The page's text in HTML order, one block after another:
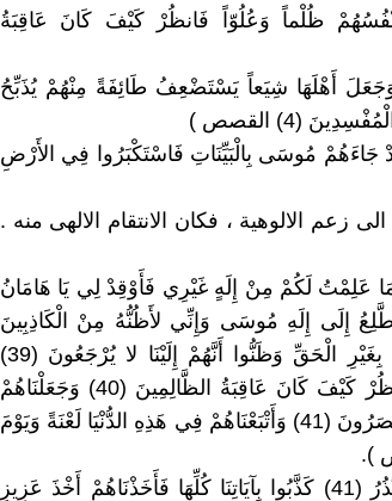
أَنْفُسُهُمْ ظُلْماً وَعُلُوّاً فَانظُرْ كَيْفَ كَانَ عَاقِبَةُ
أَهْلَهَا شِيَعاً يَسْتَضْعِفُ طَائِفَةً مِنْهُمْ يُذَبِّحُ
(4) القصص )
جَاءَهُمْ مُوسَى بِالْبَيِّنَاتِ فَاسْتَكْبَرُوا فِي الأَرْضِ
الى زعم الالوهية ، فكان الانتقام الالهى منه .
مَا عَلِمْتُ لَكُمْ مِنْ إِلَهٍ غَيْرِي فَأَوْقِدْ لِي يَا هَامَانُ
إِلَى إِلَهِ مُوسَى وَإِنِّي لأَظُنُّهُ مِنْ الْكَاذِبِينَ
(38) وَاسْتَكْبَرَ هُوَ وَجُنُودُهُ فِي الأَرْضِ بِغَيْرِ الْحَقِّ وَظَنُّوا أَنَّهُمْ إِلَيْنَا لا يُرْجَعُونَ (39)
فَأَخَذْنَاهُ وَجُنُودَهُ فَنَبَذْنَاهُمْ فِي الْيَمِّ فَانظُرْ كَيْفَ كَانَ عَاقِبَةُ الظَّالِمِينَ (40) وَجَعَلْنَاهُمْ
أَئِمَّةً يَدْعُونَ إِلَى النَّارِ وَيَوْمَ الْقِيَامَةِ لا يُنصَرُونَ (41) وَأَتْبَعْنَاهُمْ فِي هَذِهِ الدُّنْيَا لَعْنَةً وَيَوْمَ
2 / 4 / 2 : ( وَلَقَدْ جَاءَ آلَ فِرْعَوْنَ النُّذُرُ (41) كَذَّبُوا بِآيَاتِنَا كُلِّهَا فَأَخَذْنَاهُمْ أَخْذَ عَزِيزٍ